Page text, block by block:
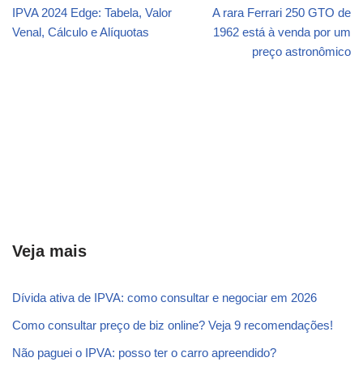
IPVA 2024 Edge: Tabela, Valor
Venal, Cálculo e Alíquotas
A rara Ferrari 250 GTO de
1962 está à venda por um
preço astronômico
Veja mais
Dívida ativa de IPVA: como consultar e negociar em 2026
Como consultar preço de biz online? Veja 9 recomendações!
Não paguei o IPVA: posso ter o carro apreendido?